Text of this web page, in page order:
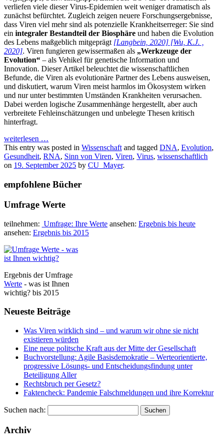
verliefen viele dieser Virus-Epidemien weit weniger dramatisch als
zunächst befürchtet. Zugleich zeigen neuere Forschungsergebnisse,
dass Viren viel mehr sind als potenzielle Krankheitserreger: Sie sind
ein integraler Bestandteil der Biosphäre und haben die Evolution
des Lebens maßgeblich mitgeprägt [Langbein, 2020] [Wu, K.J. ,
2020]. Viren fungieren gewissermaßen als „Werkzeuge der
Evolution“ – als Vehikel für genetische Information und
Innovation. Dieser Artikel beleuchtet die wissenschaftlichen
Befunde, die Viren als evolutionäre Partner des Lebens ausweisen,
und diskutiert, warum Viren meist harmlos im Ökosystem wirken
und nur unter bestimmten Umständen Krankheiten verursachen.
Dabei werden logische Zusammenhänge hergestellt, aber auch
verbreitete Fehleinschätzungen und unbelegte Thesen kritisch
hinterfragt.
weiterlesen …
This entry was posted in Wissenschaft and tagged DNA, Evolution,
Gesundheit, RNA, Sinn von Viren, Viren, Virus, wissenschaftlich
on 19. September 2025 by CU_Mayer.
empfohlene Bücher
Umfrage Werte
teilnehmen: Umfrage: Ihre Werte ansehen: Ergebnis bis heute
ansehen: Ergebnis bis 2015
Ergebnis der Umfrage
Werte - was ist Ihnen
wichtig? bis 2015
Neueste Beiträge
Was Viren wirklich sind – und warum wir ohne sie nicht
existieren würden
Eine neue politsche Kraft aus der Mitte der Gesellschaft
Buchvorstellung: Agile Basisdemokratie – Werteorientierte,
progressive Lösungs- und Entscheidungsfindung unter
Beteiligung Aller
Rechtsbruch per Gesetz?
Faktencheck: Pandemie Falschmeldungen und ihre Korrektur
Suchen nach:
Archiv